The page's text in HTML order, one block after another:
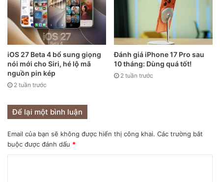
iOS 27 Beta 4 bổ sung giọng
nói mới cho Siri, hé lộ mã
nguồn pin kép
2 tuần trước
Đánh giá iPhone 17 Pro sau
10 tháng: Dùng quá tốt!
2 tuần trước
Để lại một bình luận
Email của bạn sẽ không được hiển thị công khai. Các trường bắt
buộc được đánh dấu *